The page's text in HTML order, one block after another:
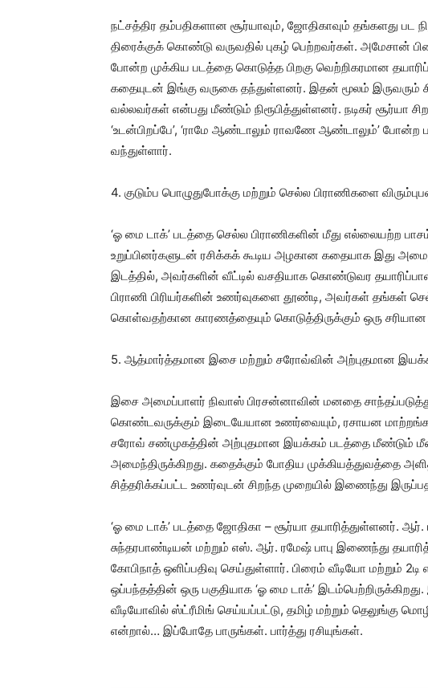
நட்சத்திர தம்பதிகளான சூர்யாவும், ஜோதிகாவும் தங்களது பட
திரைக்குக் கொண்டு வருவதில் புகழ் பெற்றவர்கள். அமேசான்
போன்ற முக்கிய படத்தை கொடுத்த பிறகு வெற்றிகரமான
கதையுடன் இங்கு வருகை தந்துள்ளனர். இதன் மூலம் இருவரும்
வல்லவர்கள் என்பது மீண்டும் நிரூபித்துள்ளனர். நடிகர் சூர்யா
‘உடன்பிறப்பே’, ‘ராமே ஆண்டாலும் ராவணே ஆண்டாலும்’
வந்துள்ளார்.
4. குடும்ப பொழுதுபோக்கு மற்றும் செல்ல பிராணிகளை
‘ஓ மை டாக்’ படத்தை செல்ல பிராணிகளின் மீது எல்லையற்ற
உறுப்பினர்களுடன் ரசிக்கக் கூடிய அழகான கதையாக இது
இடத்தில், அவர்களின் வீட்டில் வசதியாக கொண்டுவர
பிராணி பிரியர்களின் உணர்வுகளை தூண்டி, அவர்கள் தங்கள்
கொள்வதற்கான காரணத்தையும் கொடுத்திருக்கும் ஒரு சரியான
5. ஆத்மார்த்தமான இசை மற்றும் சரோவ்வின் அற்புதமான
இசை அமைப்பாளர் நிவாஸ் பிரசன்னாவின் மனதை
கொண்டவருக்கும் இடையேயான உணர்வையும், ரசாயன
சரோவ் சண்முகத்தின் அற்புதமான இயக்கம் படத்தை மீண்டும்
அமைந்திருக்கிறது. கதைக்கும் போதிய முக்கியத்துவத்தை
சித்தரிக்கப்பட்ட உணர்வுடன் சிறந்த முறையில் இணைந்து
‘ஓ மை டாக்’ படத்தை ஜோதிகா – சூர்யா தயாரித்துள்ளனர். ஆர்.
சுந்தரபாண்டியன் மற்றும் எஸ். ஆர். ரமேஷ் பாபு இணைந்து
கோபிநாத் ஒளிப்பதிவு செய்துள்ளார். பிரைம் வீடியோ மற்றும்
ஒப்பந்தத்தின் ஒரு பகுதியாக ‘ஓ மை டாக்’
வீடியோவில் ஸ்ட்ரீமிங் செய்யப்பட்டு, தமிழ் மற்றும் தெலுங்கு
என்றால்… இப்போதே பாருங்கள். பார்த்து ரசியுங்கள்.